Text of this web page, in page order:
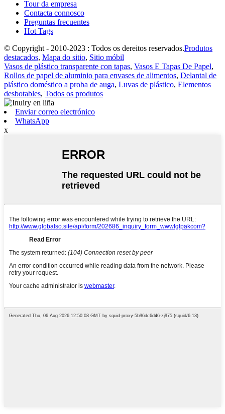
Tour da empresa
Contacta connosco
Preguntas frecuentes
Hot Tags
© Copyright - 2010-2023 : Todos os dereitos reservados.Produtos
destacados, Mapa do sitio, Sitio móbil
Vasos de plástico transparente con tapas, Vasos E Tapas De Papel,
Rollos de papel de aluminio para envases de alimentos, Delantal de
plástico doméstico a proba de auga, Luvas de plástico, Elementos
desbotables, Todos os produtos
Enviar correo electrónico
WhatsApp
x